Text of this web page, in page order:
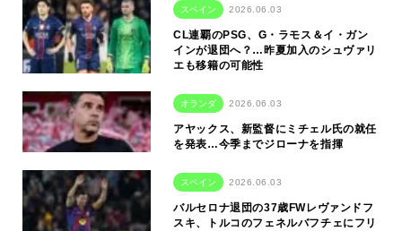
スペイン 2026.06.03
CL連覇のPSG、G・ラモス＆イ・ガン
インが退団へ？…昨夏加入のシュヴァリ
エも移籍の可能性
オランダ 2026.06.03
アヤックス、新監督にミチェル氏の就任
を発表…今季までジローナを指揮
スペイン 2026.06.03
バルセロナ退団の37歳FWレヴァンドフ
スキ、トルコのフェネルバフチェにフリ